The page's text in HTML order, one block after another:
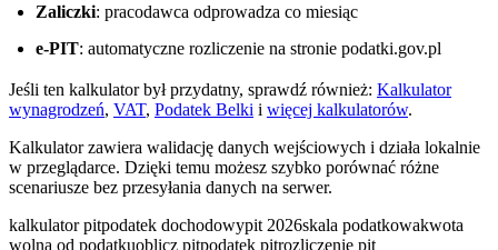
Zaliczki: pracodawca odprowadza co miesiąc
e-PIT: automatyczne rozliczenie na stronie podatki.gov.pl
Jeśli ten kalkulator był przydatny, sprawdź również: Kalkulator
wynagrodzeń, VAT, Podatek Belki i więcej kalkulatorów.
Kalkulator zawiera walidację danych wejściowych i działa lokalnie
w przeglądarce. Dzięki temu możesz szybko porównać różne
scenariusze bez przesyłania danych na serwer.
kalkulator pitpodatek dochodowypit 2026skala podatkowakwota
wolna od podatkuoblicz pitpodatek pitrozliczenie pit